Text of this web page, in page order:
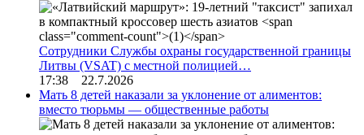
Сотрудники Службы охраны государственной границы
Литвы (VSAT) с местной полицией…
17:38 22.7.2026
Мать 8 детей наказали за уклонение от алиментов:
вместо тюрьмы — общественные работы